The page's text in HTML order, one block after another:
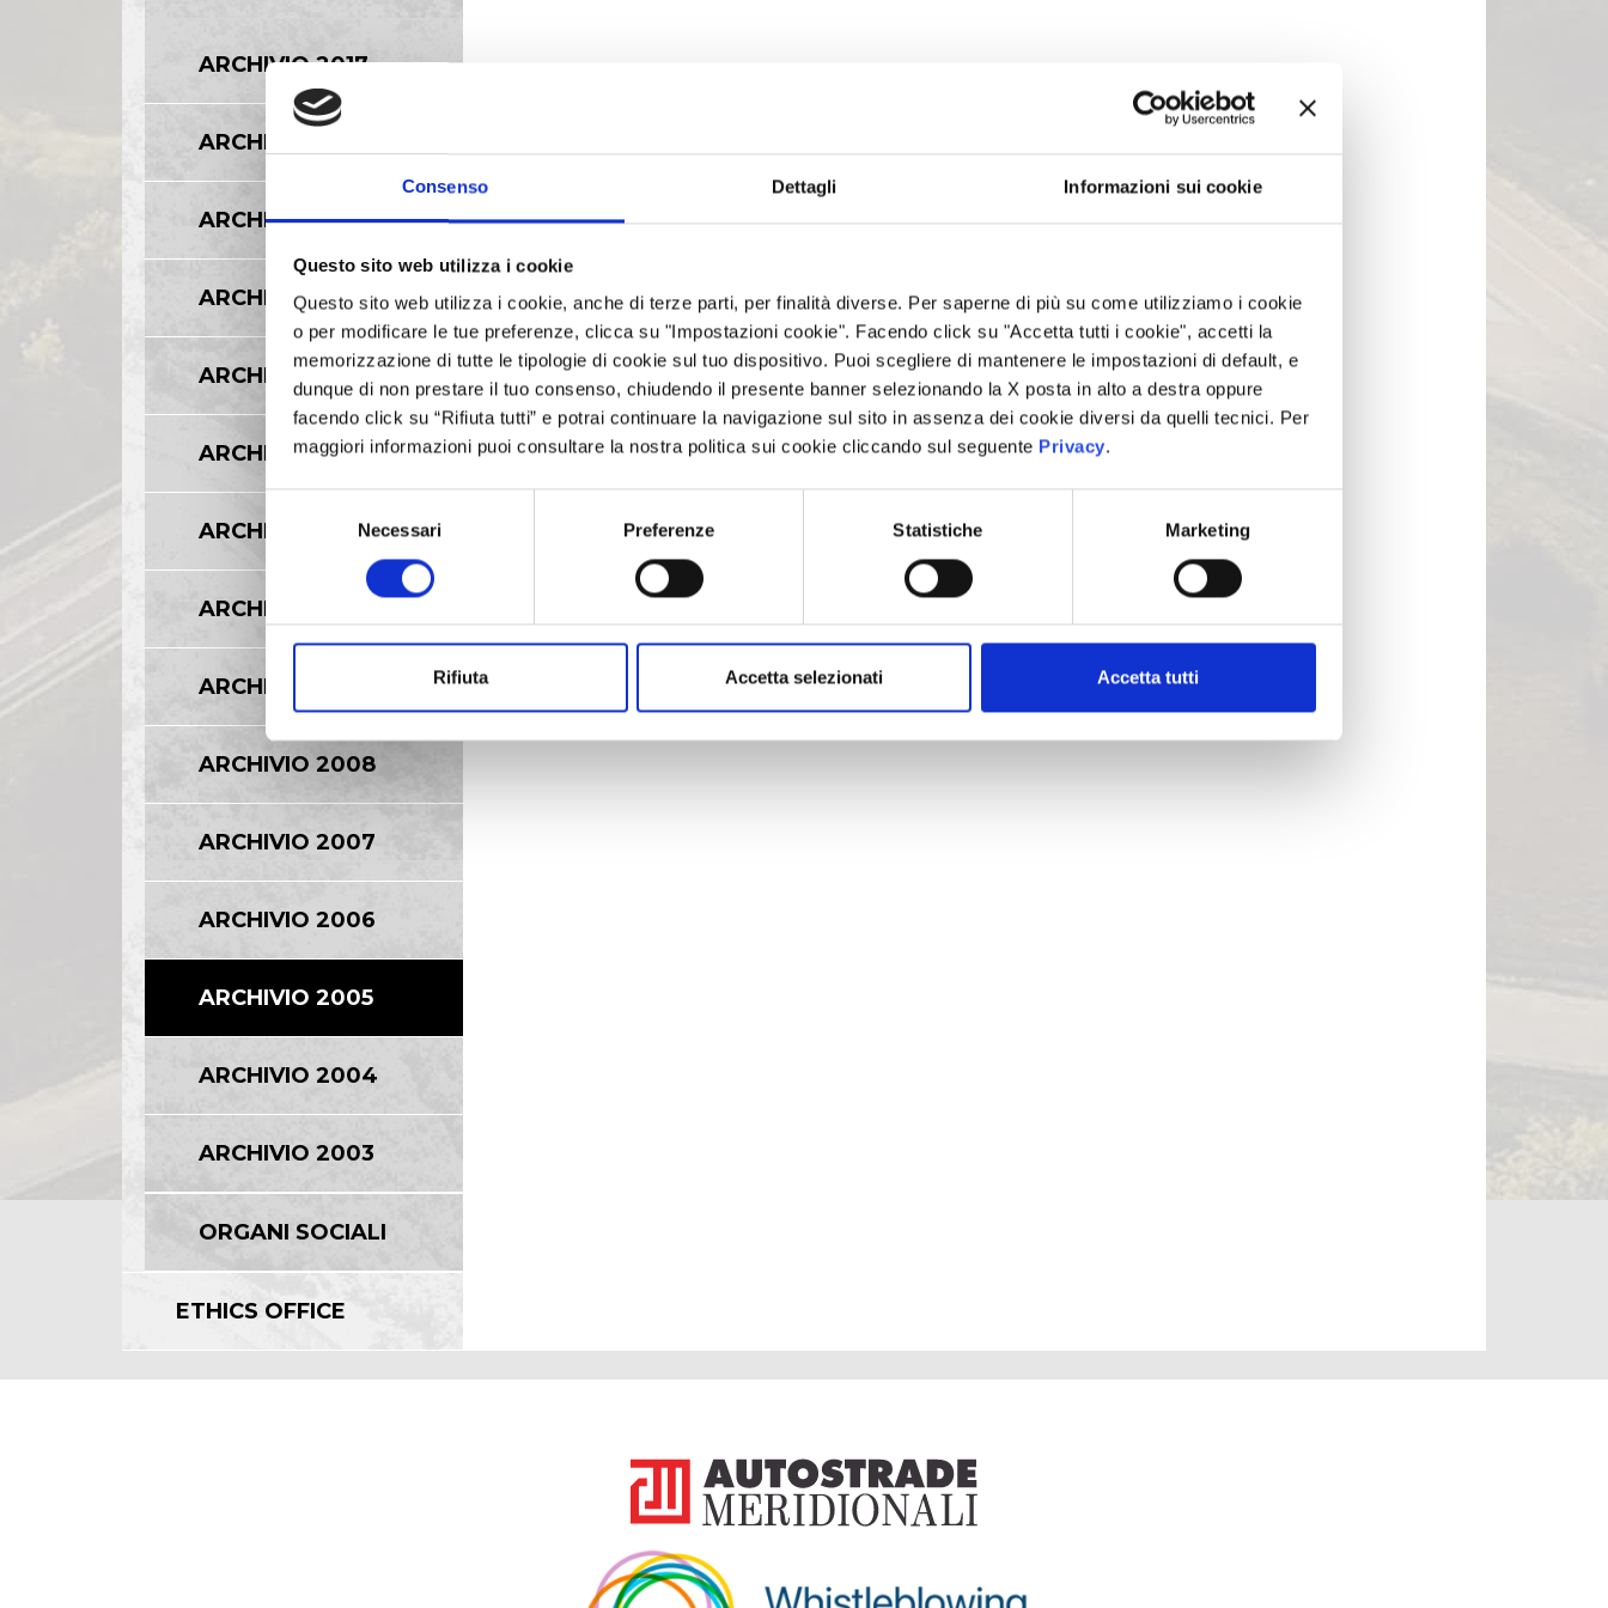
Consenso Dettagli Informazioni sui cookie
Questo sito web utilizza i cookie
Questo sito web utilizza i cookie, anche di terze parti, per finalità diverse. Per saperne di più su come utilizziamo i cookie
o per modificare le tue preferenze, clicca su "Impostazioni cookie". Facendo click su "Accetta tutti i cookie", accetti la
memorizzazione di tutte le tipologie di cookie sul tuo dispositivo. Puoi scegliere di mantenere le impostazioni di default, e
dunque di non prestare il tuo consenso, chiudendo il presente banner selezionando la X posta in alto a destra oppure
facendo click su “Rifiuta tutti” e potrai continuare la navigazione sul sito in assenza dei cookie diversi da quelli tecnici. Per
maggiori informazioni puoi consultare la nostra politica sui cookie cliccando sul seguente Privacy.
Necessari Preferenze Statistiche Marketing
Rifiuta Accetta selezionati Accetta tutti
ARCHIVIO 2017
ARCHIVIO 2016
ARCHIVIO 2015
ARCHIVIO 2014
ARCHIVIO 2013
ARCHIVIO 2012
ARCHIVIO 2011
ARCHIVIO 2010
ARCHIVIO 2009
ARCHIVIO 2008
ARCHIVIO 2007
ARCHIVIO 2006
ARCHIVIO 2005
ARCHIVIO 2004
ARCHIVIO 2003
ORGANI SOCIALI
ETHICS OFFICE